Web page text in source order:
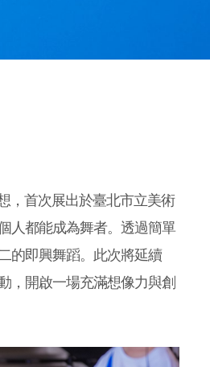
，首次展出於臺北市立美術
人都能成為舞者。透過簡單
的即興舞蹈。此次將延續
，開啟一場充滿想像力與創